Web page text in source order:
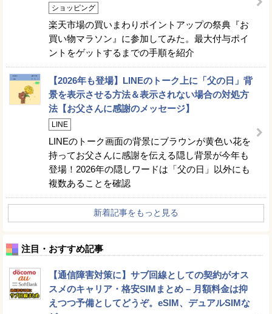
ショッピング
楽天市場の買いまわりポイントアップの祭典『お
買い物マラソン』に参加してみた。最大付与ポイ
ントをゲットするまでの手順を紹介
【2026年も登場】LINEのトーク上に「父の日」背
景を表示させる方法＆表示されない場合の対処方
法【お父さんに感謝のメッセージ】
LINE
LINEのトーク画面の背景にブラウンが黄色い花を
持ってお父さんに感謝を伝える隠し背景が今年も
登場！2026年の隠しワードは「父の日」以外にも
複数あることを確認
新着記事をもっと見る
注目・おすすめ記事
【通信障害対策に】サブ回線としての契約がオス
スメのキャリア・格安SIMまとめ – 月額料金は抑
えつつ予備としてどうぞ。eSIM、デュアルSIMな